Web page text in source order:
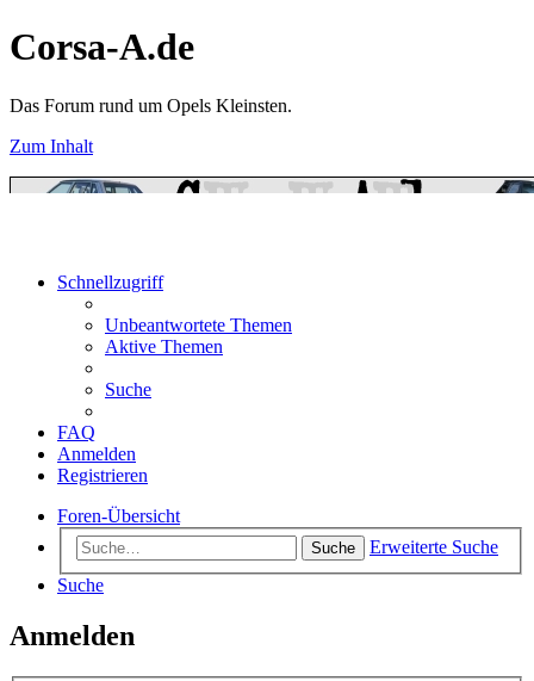
Corsa-A.de
Das Forum rund um Opels Kleinsten.
Zum Inhalt
Schnellzugriff
Unbeantwortete Themen
Aktive Themen
Suche
FAQ
Anmelden
Registrieren
Foren-Übersicht
Suche
Erweiterte Suche
Suche
Anmelden